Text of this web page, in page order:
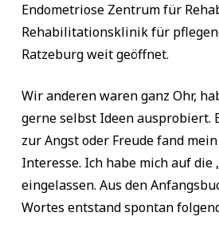
Endometriose Zentrum für
Rehabilitationsklinik für
Ratzeburg weit geöffnet.
Wir anderen waren ganz Ohr,
gerne selbst Ideen ausprobiert.
zur Angst oder Freude fand
Interesse. Ich habe mich auf die
eingelassen. Aus den
Wortes entstand spontan